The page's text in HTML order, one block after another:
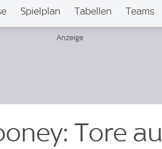
Spielplan Tabellen Teams
Tore